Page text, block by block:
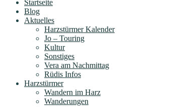
Startseite
Blog
Aktuelles
Harzstürmer Kalender
Jo – Touring
Kultur
Sonstiges
Vera am Nachmittag
Rüdis Infos
Harzstürmer
Wandern im Harz
Wanderungen